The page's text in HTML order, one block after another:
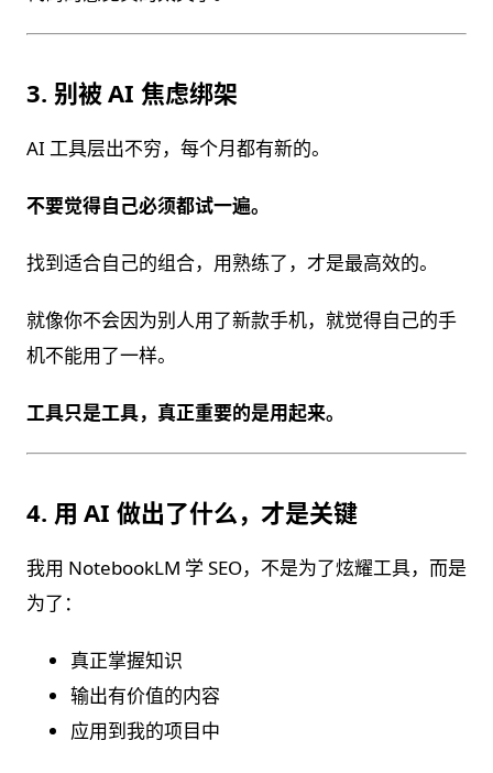
3. 别被 AI 焦虑绑架
AI 工具层出不穷，每个月都有新的。
不要觉得自己必须都试一遍。
找到适合自己的组合，用熟练了，才是最高效的。
就像你不会因为别人用了新款手机，就觉得自己的手
机不能用了一样。
工具只是工具，真正重要的是用起来。
4. 用 AI 做出了什么，才是关键
我用 NotebookLM 学 SEO，不是为了炫耀工具，而是
为了：
真正掌握知识
输出有价值的内容
应用到我的项目中